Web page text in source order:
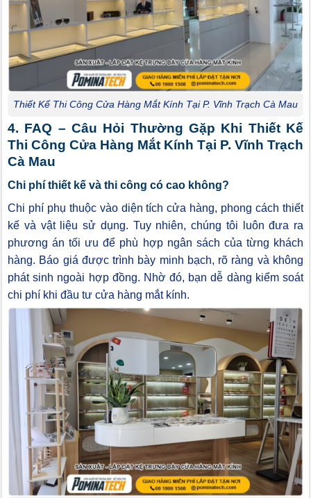
Thiết Kế Thi Công Cửa Hàng Mắt Kính Tại P. Vĩnh Trạch Cà Mau
4. FAQ – Câu Hỏi Thường Gặp Khi Thiết Kế
Thi Công Cửa Hàng Mắt Kính Tại P. Vĩnh Trạch
Cà Mau
Chi phí thiết kế và thi công có cao không?
Chi phí phụ thuộc vào diện tích cửa hàng, phong cách thiết
kế và vật liệu sử dụng. Tuy nhiên, chúng tôi luôn đưa ra
phương án tối ưu để phù hợp ngân sách của từng khách
hàng. Báo giá được trình bày minh bạch, rõ ràng và không
phát sinh ngoài hợp đồng. Nhờ đó, bạn dễ dàng kiểm soát
chi phí khi đầu tư cửa hàng mắt kính.